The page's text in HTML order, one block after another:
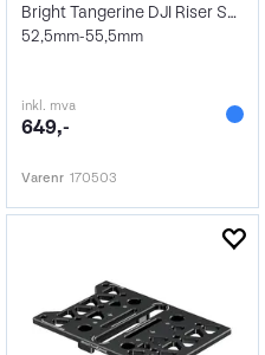
Bright Tangerine DJI Riser Shim
52,5mm-55,5mm
inkl. mva
649,-
Varenr 170503